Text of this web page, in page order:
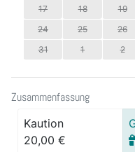
17
18 19
24
25 26
31
1 2
Zusammenfassung
Kaution
20,00 €